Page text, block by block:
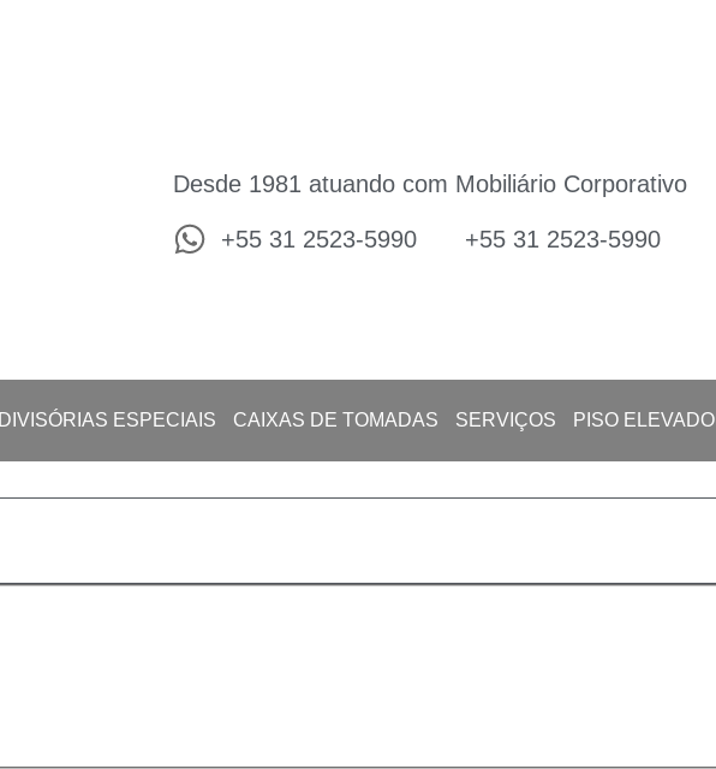
Desde 1981 atuando com Mobiliário Corporativo
+55 31 2523-5990 +55 31 2523-5990
DIVISÓRIAS ESPECIAIS CAIXAS DE TOMADAS SERVIÇOS PISO ELEVADO